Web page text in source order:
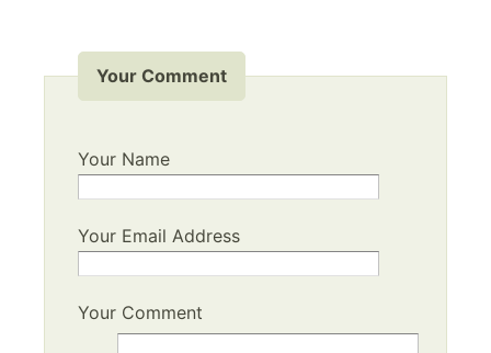
Your Comment
Your Name
Your Email Address
Your Comment